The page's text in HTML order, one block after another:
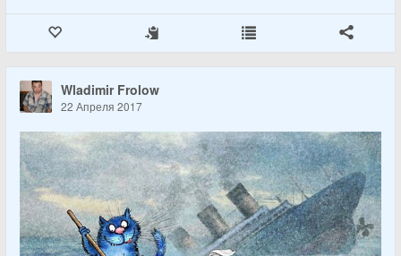
Wladimir Frolow
22 Апреля 2017